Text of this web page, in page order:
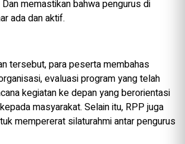
memastikan bahwa pengurus di
ada dan aktif.
tersebut, para peserta membahas
evaluasi program yang telah
kegiatan ke depan yang berorientasi
masyarakat. Selain itu, RPP juga
mempererat silaturahmi antar pengurus